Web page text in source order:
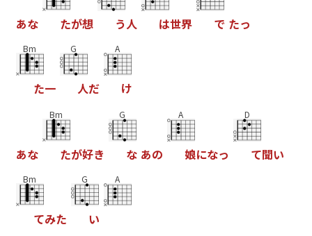
あな たが想 う人 は世界 で たっ
Bm
た一
G
人だ
A
け
あな
Bm
たが好き
G
な あの
A
娘になっ
D
て聞い
Bm
てみた
G
い
A